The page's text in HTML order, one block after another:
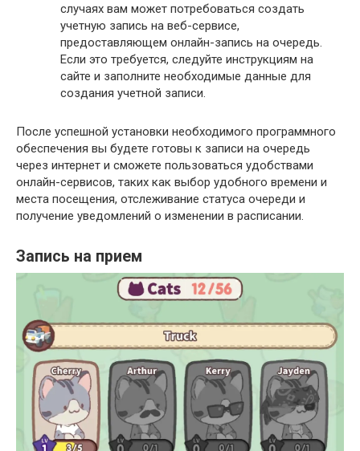
случаях вам может потребоваться создать
учетную запись на веб-сервисе,
предоставляющем онлайн-запись на очередь.
Если это требуется, следуйте инструкциям на
сайте и заполните необходимые данные для
создания учетной записи.
После успешной установки необходимого программного
обеспечения вы будете готовы к записи на очередь
через интернет и сможете пользоваться удобствами
онлайн-сервисов, таких как выбор удобного времени и
места посещения, отслеживание статуса очереди и
получение уведомлений о изменении в расписании.
Запись на прием